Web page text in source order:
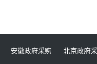
安徽政府采购 北京政府